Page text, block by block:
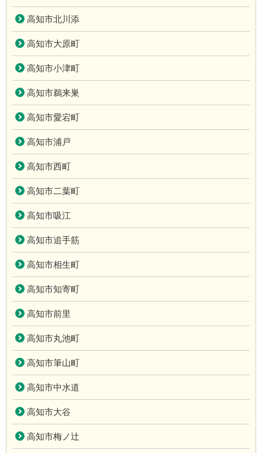
高知市北川添
高知市大原町
高知市小津町
高知市鵜来巣
高知市愛宕町
高知市浦戸
高知市西町
高知市二葉町
高知市吸江
高知市追手筋
高知市相生町
高知市知寄町
高知市前里
高知市丸池町
高知市筆山町
高知市中水道
高知市大谷
高知市梅ノ辻